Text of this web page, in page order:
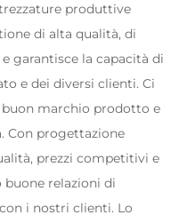
produttive
di alta qualità, di
garantisce la capacità di
e dei diversi clienti. Ci
marchio prodotto e
Con progettazione
prezzi competitivi e
relazioni di
i nostri clienti. Lo